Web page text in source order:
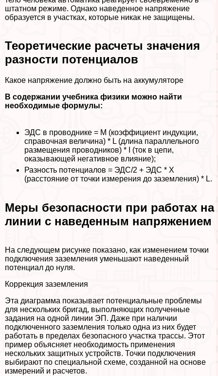
штатном режиме. Однако наведенное напряжение
образуется в участках, которые никак не защищены.
Теоретические расчеты значения
разности потенциалов
Какое напряжение должно быть на аккумуляторе
В содержании учебника физики можно найти
необходимые формулы:
ЭДС в проводнике = М (коэффициент индукции,
справочная величина) * L (длина параллельного
размещения проводников) * I (ток в цепи,
оказывающей негативное влияние);
Разность потенциалов = ЭДС/2 + ЭДС * Х
(расстояние от точки измерения до заземления) * L.
Меры безопасности при работах на
линии с наведенным напряжением
На следующем рисунке показано, как изменением точки
подключения заземления уменьшают наведенный
потенциал до нуля.
Коррекция заземления
Эта диаграмма показывает потенциальные проблемы
для нескольких бригад, выполняющих полученные
задания на одной линии ЭП. Даже при наличии
подключенного заземления только одна из них будет
работать в пределах безопасного участка трассы. Этот
пример объясняет необходимость применения
нескольких защитных устройств. Точки подключения
выбирают по специальной схеме, созданной на основе
измерений и расчетов.